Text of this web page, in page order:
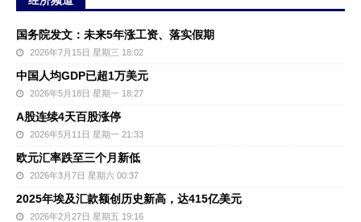
国务院发文：未来5年涨工资、落实假期
2026年7月15日 星期三 18:02
中国人均GDP已超1万美元
2026年5月18日 星期一 18:27
A股连续4天百股涨停
2026年5月11日 星期一 21:33
欧元汇率跌至三个月新低
2026年3月7日 星期六 00:37
2025年埃及汇款额创历史新高，达415亿美元
2026年2月27日 星期五 19:16